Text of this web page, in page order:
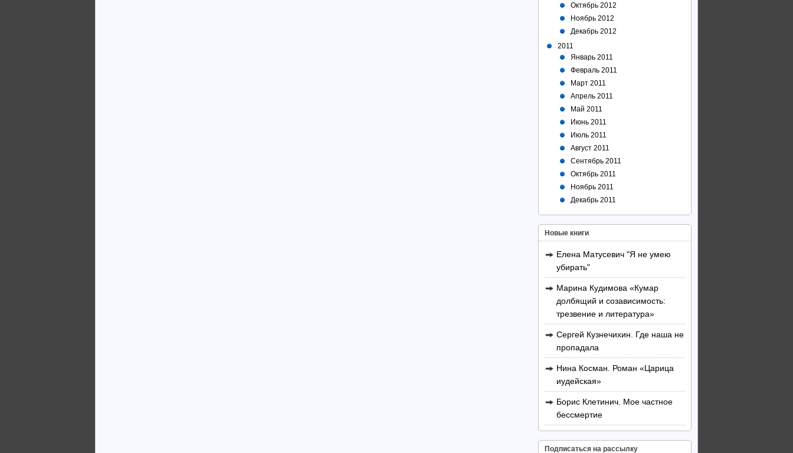
Октябрь 2012
Ноябрь 2012
Декабрь 2012
2011
Январь 2011
Февраль 2011
Март 2011
Апрель 2011
Май 2011
Июнь 2011
Июль 2011
Август 2011
Сентябрь 2011
Октябрь 2011
Ноябрь 2011
Декабрь 2011
Новые книги
Елена Матусевич "Я не умею
убирать"
Марина Кудимова «Кумар
долбящий и созависимость:
трезвение и литература»
Сергей Кузнечихин. Где наша не
пропадала
Нина Косман. Роман «Царица
иудейская»
Борис Клетинич. Мое частное
бессмертие
Подписаться на рассылку